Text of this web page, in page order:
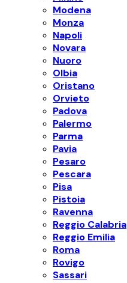
Modena
Monza
Napoli
Novara
Nuoro
Olbia
Oristano
Orvieto
Padova
Palermo
Parma
Pavia
Pesaro
Pescara
Pisa
Pistoia
Ravenna
Reggio Calabria
Reggio Emilia
Roma
Rovigo
Sassari